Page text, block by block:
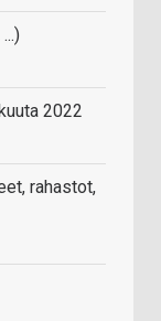
2022
rahastot,